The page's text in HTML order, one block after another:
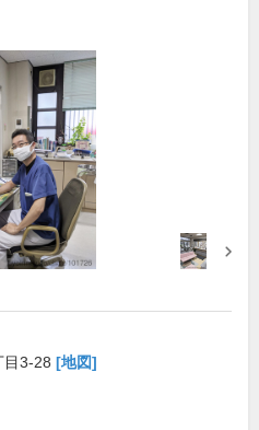
目3-28 [地図]